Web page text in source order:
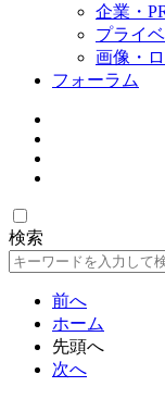
企業・
プライ
画像・
フォーラム
検索
検
前へ
ホーム
先頭へ
次へ